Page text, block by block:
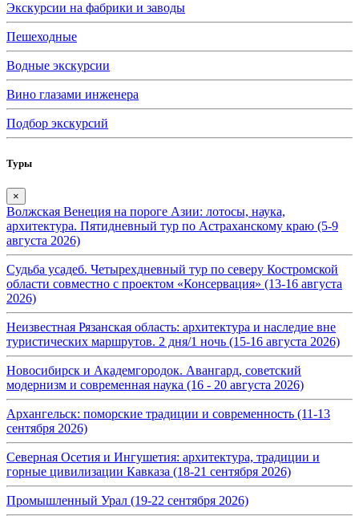
Экскурсии на фабрики и заводы
Пешеходные
Водные экскурсии
Вино глазами инженера
Подбор экскурсий
Туры
×
Волжская Венеция на пороге Азии: лотосы, наука,
архитектура. Пятидневный тур по Астраханскому краю (5-9
августа 2026)
Судьба усадеб. Четырехдневный тур по северу Костромской
области совместно с проектом «Консервация» (13-16 августа
2026)
Неизвестная Рязанская область: архитектура и наследие вне
туристических маршрутов. 2 дня/1 ночь (15-16 августа 2026)
Новосибирск и Академгородок. Авангард, советский
модернизм и современная наука (16 - 20 августа 2026)
Архангельск: поморские традиции и современность (11-13
сентября 2026)
Северная Осетия и Ингушетия: архитектура, традиции и
горные цивилизации Кавказа (18-21 сентября 2026)
Промышленный Урал (19-22 сентября 2026)